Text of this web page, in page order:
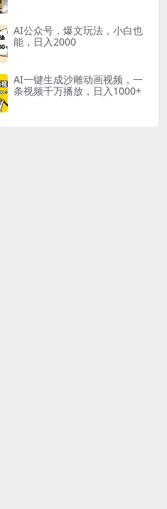
AI公众号，爆文玩法，小白也
能，日入2000
AI一键生成沙雕动画视频，一
条视频千万播放，日入1000+